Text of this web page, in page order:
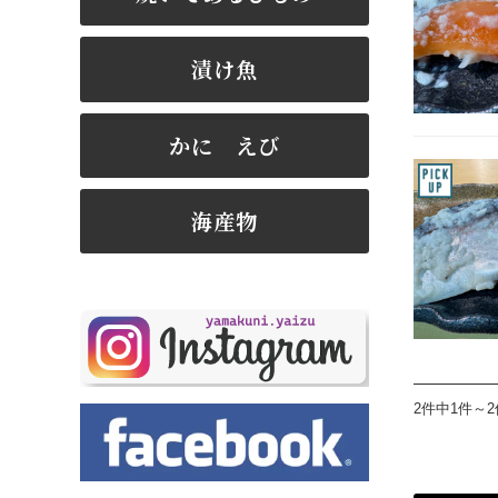
2件中1件～
漬け魚
かに えび
海産物